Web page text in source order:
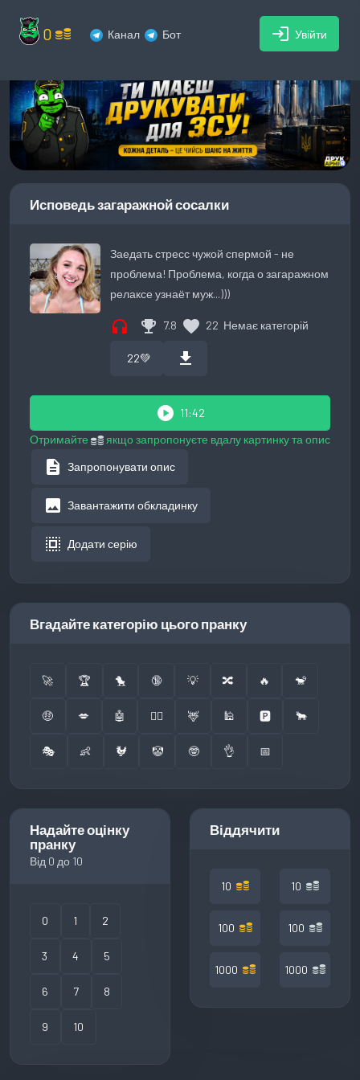
0 Канал Бот login Увійти
Исповедь загаражной сосалки
Заедать стресс чужой спермой - не
проблема! Проблема, когда о загаражном
релаксе узнаёт муж...)))
headphones emoji_events 7.8 favorite 22 Немає категорій
22💚 download
play_circle 11:42
Отримайте
якщо запропонуєте вдалу картинку та опис
description Запропонувати опис
image Завантажити обкладинку
select_all Додати серію
Вгадайте категорію цього пранку
🚀 🏆 🐤 🔞 💡 🔀 🔥 🐒
🤑 💋 🤖 👮‍♂️ 🦌 🕌 🅿️ 🐂
🎭 👶 🐓 🤡 🤓 👌 📅
Надайте оцінку
пранку
Від 0 до 10
0 1 2
3 4 5
6 7 8
9 10
Віддячити
10
100
1000
10
100
1000